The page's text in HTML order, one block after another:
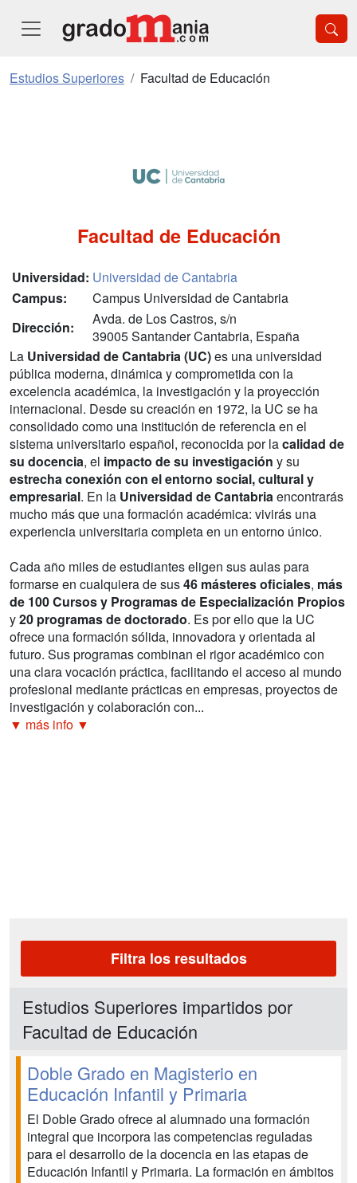
Estudios Superiores Facultad de Educación
Facultad de Educación
Universidad: Universidad de Cantabria
Campus:
Campus Universidad de Cantabria
Dirección:
Avda. de Los Castros, s/n
39005 Santander Cantabria, España
La Universidad de Cantabria (UC)es una universidad
pública moderna, dinámica y comprometida con la
excelencia académica, la investigación y la proyección
internacional. Desde su creación en 1972, la UC se ha
consolidado como una institución de referencia en el
sistema universitario español, reconocida por lacalidad de
su docencia, el impacto de su investigación y su
estrecha conexión con el entorno social, cultural y
empresarial. En la Universidad de Cantabriaencontrarás
mucho más que una formación académica: vivirás una
experiencia universitaria completa en un entorno único.
Cada año miles de estudiantes eligen sus aulas para
formarse en cualquiera de sus46 másteres oficiales, más
de 100 Cursos y Programas de Especialización Propios
y20 programas de doctorado. Es por ello que la UC
ofrece una formación sólida, innovadora y orientada al
futuro. Sus programas combinan el rigor académico con
una clara vocación práctica, facilitando el acceso al mundo
profesional mediante prácticas en empresas, proyectos de
investigación y colaboración con...
▼ más info ▼
Filtra los resultados
Estudios Superiores impartidos por
Facultad de Educación
Doble Grado en Magisterio en
Educación Infantil y Primaria
El Doble Grado ofrece al alumnado una formación
integral que incorpora las competencias reguladas
para el desarrollo de la docencia en las etapas de
Educación Infantil y Primaria. La formación en ámbitos